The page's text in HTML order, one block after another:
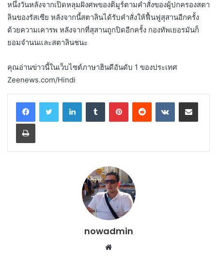
หนึ่งวันหลังจากเปิดหลุมฝังศพของติมูร์ตามคำสั่งของผู้ปกครองสตา
ลินของรัสเซีย หลังจากนี้สตาลินได้รับคำสั่งให้ฟื้นฟูสุสานอีกครั้ง
ด้วยความเคารพ หลังจากที่สุสานถูกปิดอีกครั้ง กองทัพเยอรมันก็
ยอมจำนนและสตาลินชนะ
คุณอ่านข่าวนี้ในเว็บไซต์ภาษาฮินดีอันดับ 1 ของประเทศ
Zeenews.com/Hindi
LinkedInTumblr PinterestReddit VKontakteShare via Email
Print
nowadmin
Website